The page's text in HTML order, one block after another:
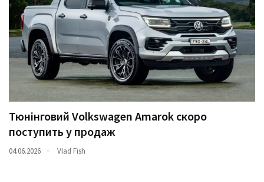
Тюнінговий Volkswagen Amarok скоро
поступить у продаж
04.06.2026 Vlad Fish